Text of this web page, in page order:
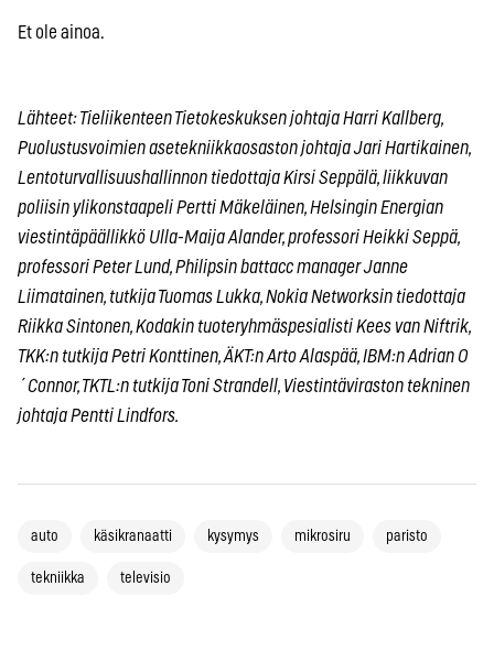
Et ole ainoa.
Lähteet: Tieliikenteen Tietokeskuksen johtaja Harri Kallberg,
Puolustusvoimien asetekniikkaosaston johtaja Jari Hartikainen,
Lentoturvallisuushallinnon tiedottaja Kirsi Seppälä, liikkuvan
poliisin ylikonstaapeli Pertti Mäkeläinen, Helsingin Energian
viestintäpäällikkö Ulla-Maija Alander, professori Heikki Seppä,
professori Peter Lund, Philipsin battacc manager Janne
Liimatainen, tutkija Tuomas Lukka, Nokia Networksin tiedottaja
Riikka Sintonen, Kodakin tuoteryhmäspesialisti Kees van Niftrik,
TKK:n tutkija Petri Konttinen, ÄKT:n Arto Alaspää, IBM:n Adrian O
´Connor, TKTL:n tutkija Toni Strandell, Viestintäviraston tekninen
johtaja Pentti Lindfors.
auto käsikranaatti kysymys mikrosiru paristo
tekniikka televisio